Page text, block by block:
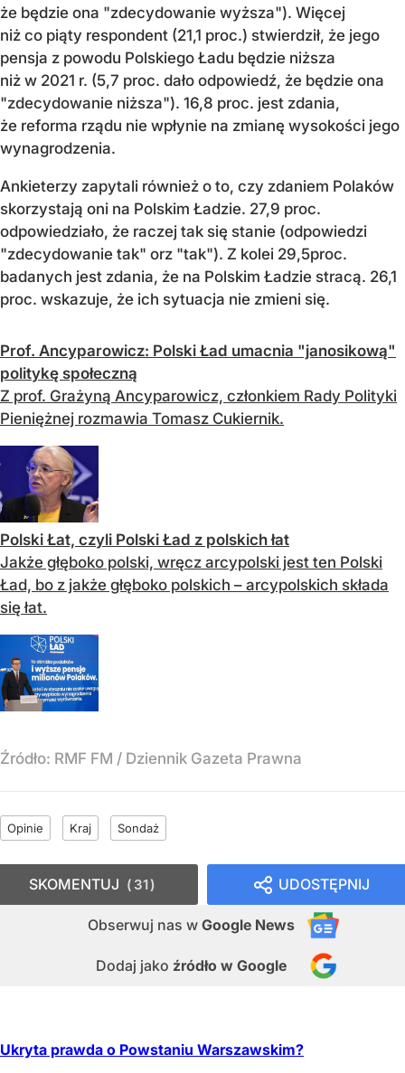
że będzie ona "zdecydowanie wyższa"). Więcej
niż co piąty respondent (21,1 proc.) stwierdził, że jego
pensja z powodu Polskiego Ładu będzie niższa
niż w 2021 r. (5,7 proc. dało odpowiedź, że będzie ona
"zdecydowanie niższa"). 16,8 proc. jest zdania,
że reforma rządu nie wpłynie na zmianę wysokości jego
wynagrodzenia.
Ankieterzy zapytali również o to, czy zdaniem Polaków
skorzystają oni na Polskim Ładzie. 27,9 proc.
odpowiedziało, że raczej tak się stanie (odpowiedzi
"zdecydowanie tak" orz "tak"). Z kolei 29,5proc.
badanych jest zdania, że na Polskim Ładzie stracą. 26,1
proc. wskazuje, że ich sytuacja nie zmieni się.
Prof. Ancyparowicz: Polski Ład umacnia "janosikową"
politykę społeczną
Z prof. Grażyną Ancyparowicz, członkiem Rady Polityki
Pieniężnej rozmawia Tomasz Cukiernik.
Polski Łat, czyli Polski Ład z polskich łat
Jakże głęboko polski, wręcz arcypolski jest ten Polski
Ład, bo z jakże głęboko polskich – arcypolskich składa
się łat.
Źródło: RMF FM / Dziennik Gazeta Prawna
Opinie Kraj Sondaż
UDOSTĘPNIJ
Obserwuj nas w Google News
Dodaj jako źródło w Google
SKOMENTUJ 31
Ukryta prawda o Powstaniu Warszawskim?